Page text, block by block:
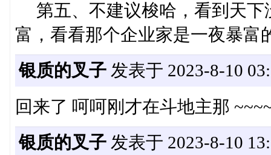
第五、不建议梭哈，看到天下
富，看看那个企业家是一夜暴富
银质的叉子发表于 2023-8-10
回来了 呵呵刚才在斗地主那
银质的叉子发表于 2023-8-10